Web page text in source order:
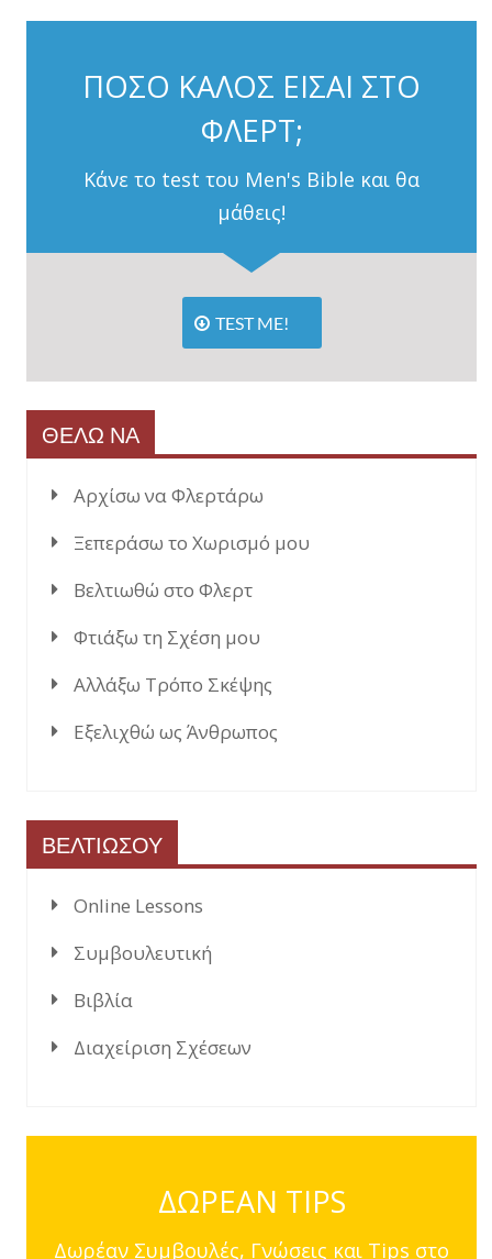
ΠΟΣΟ ΚΑΛΟΣ ΕΙΣΑΙ ΣΤΟ
ΦΛΕΡΤ;
Κάνε το test του Men's Bible και θα
μάθεις!
TEST ME!
ΘΕΛΩ ΝΑ
Αρχίσω να Φλερτάρω
Ξεπεράσω το Χωρισμό μου
Βελτιωθώ στο Φλερτ
Φτιάξω τη Σχέση μου
Αλλάξω Τρόπο Σκέψης
Εξελιχθώ ως Άνθρωπος
ΒΕΛΤΙΩΣΟΥ
Online Lessons
Συμβουλευτική
Βιβλία
Διαχείριση Σχέσεων
ΔΩΡΕΑΝ TIPS
Δωρέαν Συμβουλές, Γνώσεις και Tips στο